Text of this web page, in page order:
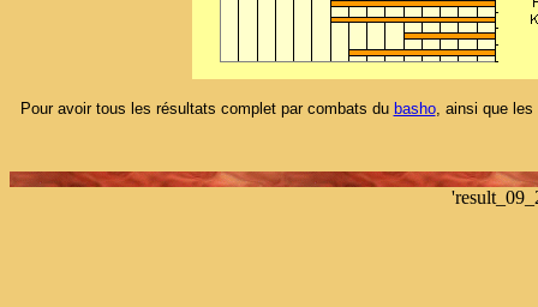
Pour avoir tous les résultats complet par combats du basho, ainsi que